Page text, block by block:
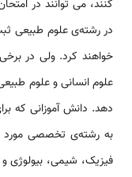
کنند، می­ توانند در
در رشته­‌ی علوم طبیعی
خواهند کرد. ولی در
دهد. دانش آموزانی که
به رشته­‌ی تخصصی مورد
فیزیک، شیمی، بیولوژی